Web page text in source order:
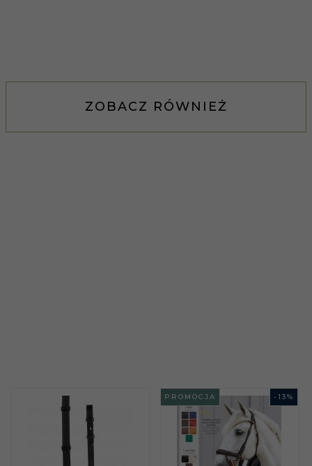
ZOBACZ RÓWNIEŻ
- 13%
PROMOCJA